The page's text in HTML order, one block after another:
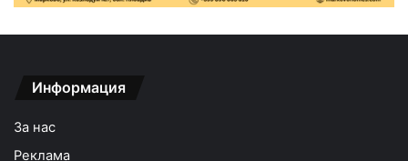
Информация
За нас
Реклама